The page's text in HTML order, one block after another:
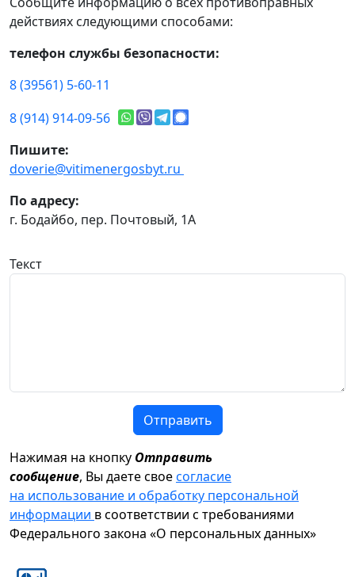
действиях следующими способами:
телефон службы безопасности:
8 (39561) 5-60-11
8 (914) 914-09-56
Пишите:
doverie@vitimenergosbyt.ru
По адресу:
г. Бодайбо, пер. Почтовый, 1А
Текст
Отправить
Нажимая на кнопку Отправить
сообщение, Вы даете своесогласие
на использование и обработку персональной
информации в соответствии с требованиями
Федерального закона «О персональных данных»